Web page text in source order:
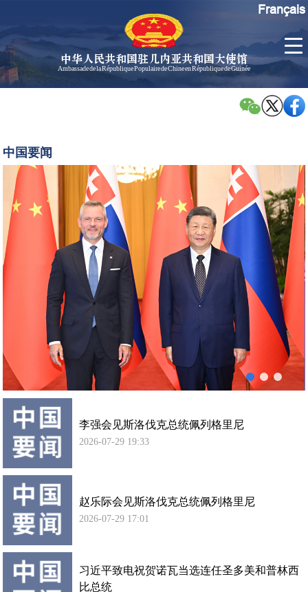
中华人民共和国驻几内亚共和国大使馆
Ambassade de la République Populaire de Chine en République de Guinée
孙勇大
孙勇大
使简历
中国历
任驻几
内亚大
使
息
使馆领
导及部
门负责
联系方
了
解
Français
中国要闻
近
平
同
斯
洛
尼
会
谈
李强会见斯洛伐克总统佩列格里尼
2026-07-29 19:33
赵乐际会见斯洛伐克总统佩列格里尼
2026-07-29 17:01
习近平致电祝贺诺瓦当选连任圣多美和普林西
比总统